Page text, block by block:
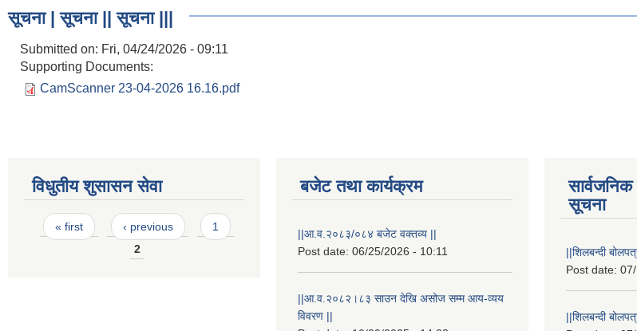
सूचना | सूचना || सूचना |||
Submitted on: Fri, 04/24/2026 - 09:11
Supporting Documents:
CamScanner 23-04-2026 16.16.pdf
विधुतीय शुसासन सेवा
Pages
« first ‹ previous
1
2
बजेट तथा कार्यक्रम
||आ.व.२०८३/०८४ बजेट वक्तव्य ||
Post date: 06/25/2026 - 10:11
||आ.व.२०८२।८३ साउन देखि असोज सम्म आय-व्यय
विवरण ||
सूचना
||शिलबन्दी
Post date:
||शिलबन्दी